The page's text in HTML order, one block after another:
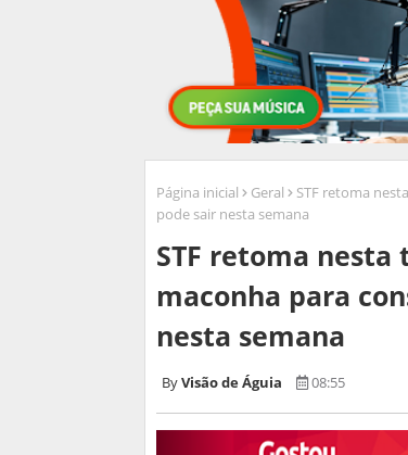
Página inicial Geral
STF retoma
pode sair nesta semana
STF retoma
maconha para
nesta semana
Visão de Águia 08:55